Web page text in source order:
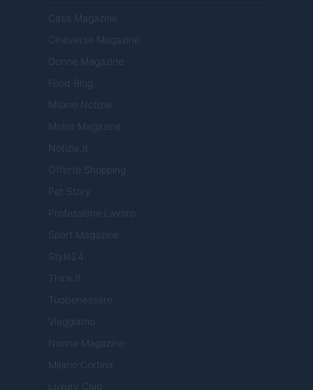
Casa Magazine
Cineverse Magazine
Donne Magazine
Food Blog
Milano Notizie
Motor Magazine
Notizie.it
Offerte Shopping
Pet Story
Professione Lavoro
Sport Magazine
Style24
Think.it
Tuobenessere
Viaggiamo
Nonne Magazine
Milano Cortina
Luxury Club